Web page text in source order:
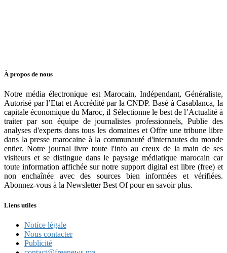
À propos de nous
Notre média électronique est Marocain, Indépendant, Généraliste,
Autorisé par l’Etat et Accrédité par la CNDP. Basé à Casablanca, la
capitale économique du Maroc, il Sélectionne le best de l’Actualité à
traiter par son équipe de journalistes professionnels, Publie des
analyses d'experts dans tous les domaines et Offre une tribune libre
dans la presse marocaine à la communauté d'internautes du monde
entier. Notre journal livre toute l'info au creux de la main de ses
visiteurs et se distingue dans le paysage médiatique marocain car
toute information affichée sur notre support digital est libre (free) et
non enchaînée avec des sources bien informées et vérifiées.
Abonnez-vous à la Newsletter Best Of pour en savoir plus.
Liens utiles
Notice légale
Nous contacter
Publicité